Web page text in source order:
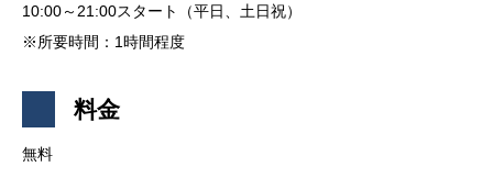
10:00～21:00スタート（平日、土日祝）
※所要時間：1時間程度
料金
無料